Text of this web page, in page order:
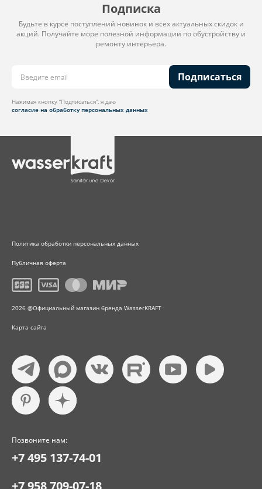
Подписка
Будьте в курсе поступлений новинок и всех актуальных скидок и
акций. Получайте море полезной информации по обустройству и
ремонту интерьера.
Подписаться
Нажимая кнопку “Подписаться”, я даю
согласие на обработку персональных данных
Политика обработки персональных данных
Публичная оферта
2026 @Официальный магазин бренда WasserKRAFT
Карта сайта
Позвоните нам:
+7 495 137-74-01
+7 958 709-07-18